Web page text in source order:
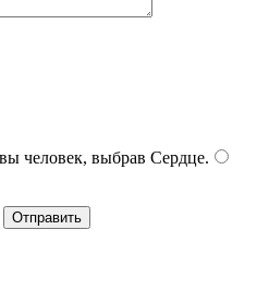
человек, выбрав Сердце.